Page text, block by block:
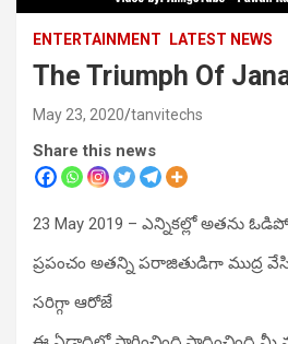
ENTERTAINMENT LATEST NEWS
The Triumph Of
May 23, 2020 tanvitechs
Share this news
23 May 2019 – ఎన్నికల్లో అతను
ప్రపంచం అతన్ని పరాజితుడిగా ముద్ర
సరిగ్గా ఆరోజే